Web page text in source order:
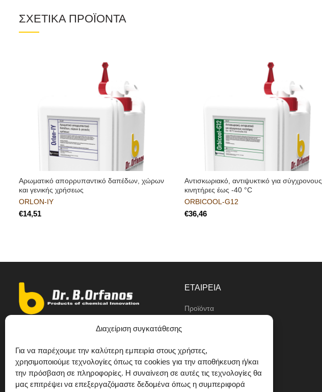
Διαχείριση συγκατάθεσης
Για να παρέχουμε την καλύτερη εμπειρία στους χρήστες,
χρησιμοποιούμε τεχνολογίες όπως τα cookies για την αποθήκευση ή/και
την πρόσβαση σε πληροφορίες. Η συναίνεση σε αυτές τις τεχνολογίες θα
μας επιτρέψει να επεξεργαζόμαστε δεδομένα όπως η συμπεριφορά
ΣΧΕΤΙΚΑ ΠΡΟΪΟΝΤΑ
Αρωματικό απορρυπαντικό δαπέδων, χώρων
και γενικής χρήσεως
ORLON-IY
€
Αντισκωριακό, αντιψυκτικό για σύγχρονους
κινητήρες έως -40 °C
ORBICOOL-G12
€
9ο χλμ Ε.Ο Θεσσαλονίκης/ Κιλκίς,
Διαβατά
+30 2310 781628
+30 693 744 4655 (WhatsApp)
ΕΤΑΙΡΕΙΑ
Προϊόντα
Ιδιωτική ετικέτα
Προτάσεις